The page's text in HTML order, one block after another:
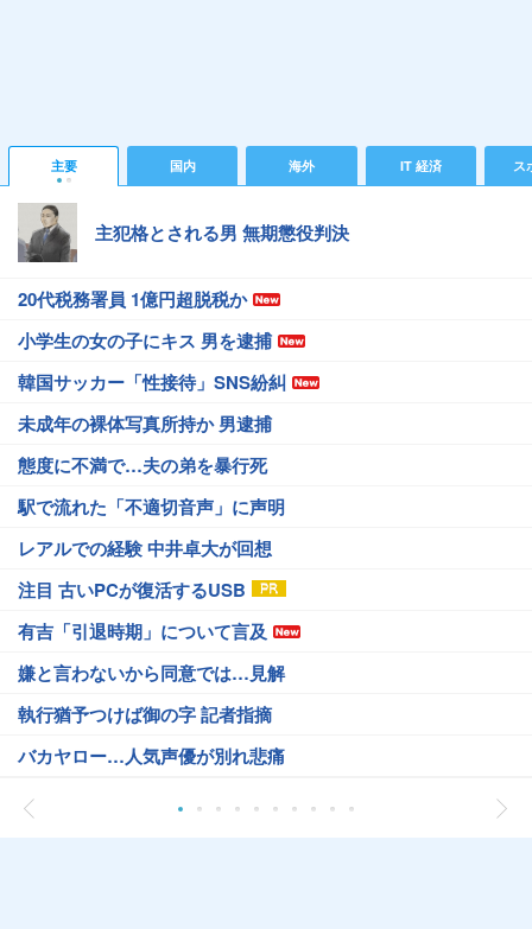
主要 国内 海外 IT 経済 ス
主犯格とされる男 無期懲役判決
20代税務署員 1億円超脱税か
小学生の女の子にキス 男を逮捕
韓国サッカー「性接待」SNS紛糾
未成年の裸体写真所持か 男逮捕
態度に不満で…夫の弟を暴行死
駅で流れた「不適切音声」に声明
レアルでの経験 中井卓大が回想
注目 古いPCが復活するUSB
有吉「引退時期」について言及
嫌と言わないから同意では…見解
執行猶予つけば御の字 記者指摘
バカヤロー…人気声優が別れ悲痛